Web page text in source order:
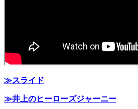
≫スライド
≫井上のヒーローズジャーニー